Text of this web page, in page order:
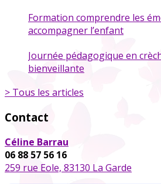
Formation comprendre les
accompagner l’enfant
Journée pédagogique en
bienveillante
> Tous les articles
Contact
Céline Barrau
06 88 57 56 16
259 rue Eole, 83130 La Garde